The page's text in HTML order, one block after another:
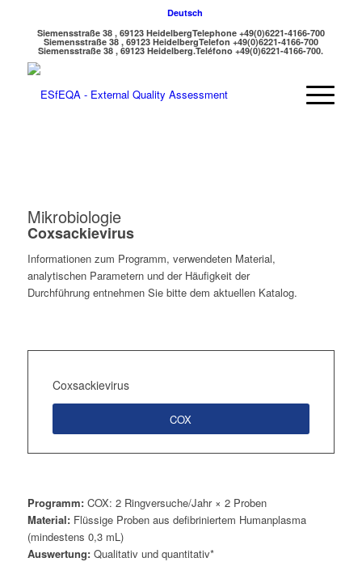
Deutsch
Siemensstraße 38 , 69123 HeidelbergTelephone +49(0)6221-4166-700
Siemensstraße 38 , 69123 HeidelbergTelefon +49(0)6221-4166-700
Siemensstraße 38 , 69123 Heidelberg.Teléfono +49(0)6221-4166-700.
Mikrobiologie
Coxsackievirus
Informationen zum Programm, verwendeten Material,
analytischen Parametern und der Häufigkeit der
Durchführung entnehmen Sie bitte dem aktuellen Katalog.
Coxsackievirus
COX
Programm:COX: 2 Ringversuche/Jahr × 2 Proben
Material:Flüssige Proben aus defibriniertem Humanplasma
(mindestens 0,3 mL)
Auswertung:Qualitativ und quantitativ*